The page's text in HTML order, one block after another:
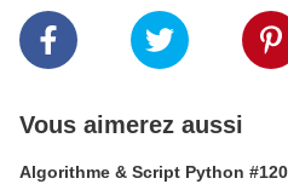
Vous aimerez aussi
Algorithme & Script Python